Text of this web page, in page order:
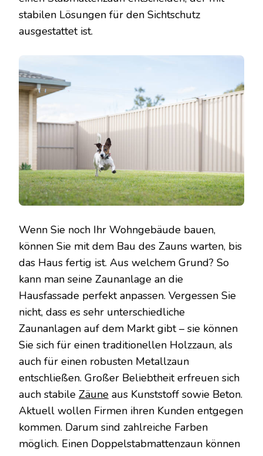
stabilen Lösungen für den Sichtschutz
ausgestattet ist.
Wenn Sie noch Ihr Wohngebäude bauen,
können Sie mit dem Bau des Zauns warten, bis
das Haus fertig ist. Aus welchem Grund? So
kann man seine Zaunanlage an die
Hausfassade perfekt anpassen. Vergessen Sie
nicht, dass es sehr unterschiedliche
Zaunanlagen auf dem Markt gibt – sie können
Sie sich für einen traditionellen Holzzaun, als
auch für einen robusten Metallzaun
entschließen. Großer Beliebtheit erfreuen sich
auch stabile Zäune aus Kunststoff sowie Beton.
Aktuell wollen Firmen ihren Kunden entgegen
kommen. Darum sind zahlreiche Farben
möglich. Einen Doppelstabmattenzaun können